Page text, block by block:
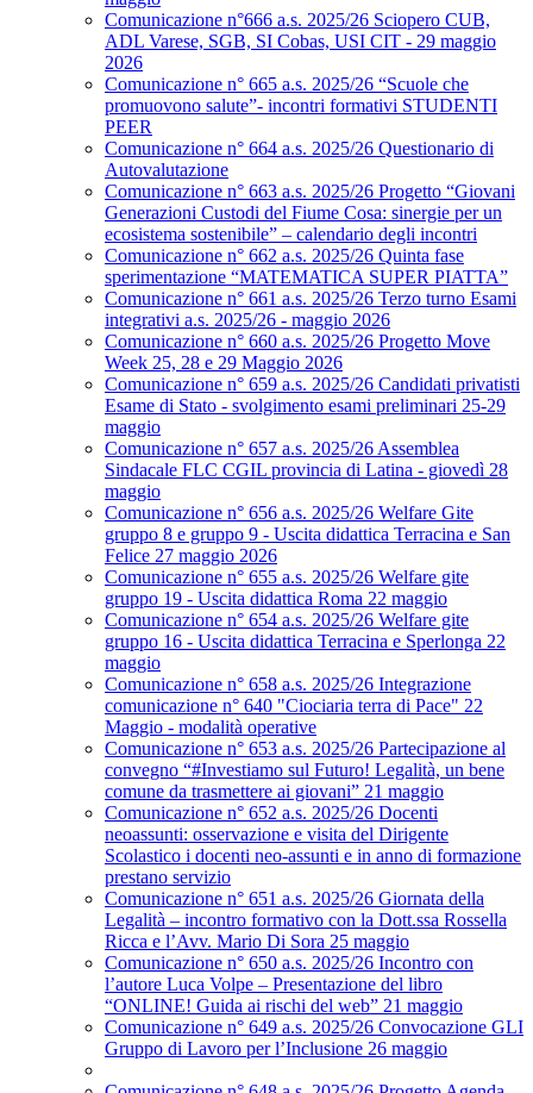
Comunicazione n°666 a.s. 2025/26 Sciopero CUB,
ADL Varese, SGB, SI Cobas, USI CIT - 29 maggio
2026
Comunicazione n° 665 a.s. 2025/26 “Scuole che
promuovono salute”- incontri formativi STUDENTI
PEER
Comunicazione n° 664 a.s. 2025/26 Questionario di
Autovalutazione
Comunicazione n° 663 a.s. 2025/26 Progetto “Giovani
Generazioni Custodi del Fiume Cosa: sinergie per un
ecosistema sostenibile” – calendario degli incontri
Comunicazione n° 662 a.s. 2025/26 Quinta fase
sperimentazione “MATEMATICA SUPER PIATTA”
Comunicazione n° 661 a.s. 2025/26 Terzo turno Esami
integrativi a.s. 2025/26 - maggio 2026
Comunicazione n° 660 a.s. 2025/26 Progetto Move
Week 25, 28 e 29 Maggio 2026
Comunicazione n° 659 a.s. 2025/26 Candidati privatisti
Esame di Stato - svolgimento esami preliminari 25-29
maggio
Comunicazione n° 657 a.s. 2025/26 Assemblea
Sindacale FLC CGIL provincia di Latina - giovedì 28
maggio
Comunicazione n° 656 a.s. 2025/26 Welfare Gite
gruppo 8 e gruppo 9 - Uscita didattica Terracina e San
Felice 27 maggio 2026
Comunicazione n° 655 a.s. 2025/26 Welfare gite
gruppo 19 - Uscita didattica Roma 22 maggio
Comunicazione n° 654 a.s. 2025/26 Welfare gite
gruppo 16 - Uscita didattica Terracina e Sperlonga 22
maggio
Comunicazione n° 658 a.s. 2025/26 Integrazione
comunicazione n° 640 "Ciociaria terra di Pace" 22
Maggio - modalità operative
Comunicazione n° 653 a.s. 2025/26 Partecipazione al
convegno “#Investiamo sul Futuro! Legalità, un bene
comune da trasmettere ai giovani” 21 maggio
Comunicazione n° 652 a.s. 2025/26 Docenti
neoassunti: osservazione e visita del Dirigente
Scolastico i docenti neo-assunti e in anno di formazione
prestano servizio
Comunicazione n° 651 a.s. 2025/26 Giornata della
Legalità – incontro formativo con la Dott.ssa Rossella
Ricca e l’Avv. Mario Di Sora 25 maggio
Comunicazione n° 650 a.s. 2025/26 Incontro con
l’autore Luca Volpe – Presentazione del libro
“ONLINE! Guida ai rischi del web” 21 maggio
Comunicazione n° 649 a.s. 2025/26 Convocazione GLI
Gruppo di Lavoro per l’Inclusione 26 maggio